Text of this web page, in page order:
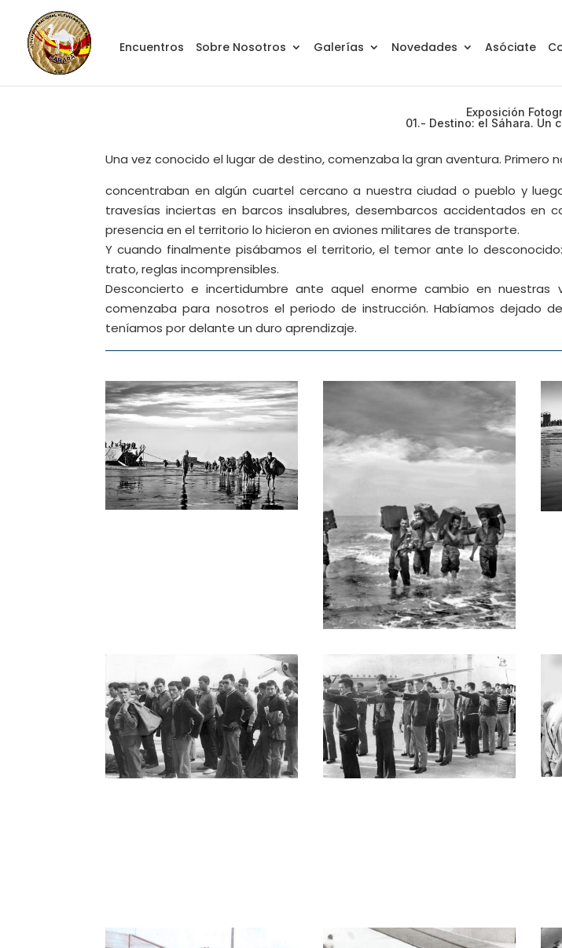
Encuentros Sobre Nosotros Galerías Novedades Asóciate
Exposición
01.- Destino: el Sáhara. Un
Una vez conocido el lugar de destino, comenzaba la gran aventura. Primero
concentraban en algún cuartel cercano a nuestra ciudad o pueblo y
travesías inciertas en barcos insalubres, desembarcos accidentados
presencia en el territorio lo hicieron en aviones militares de transporte.
Y cuando finalmente pisábamos el territorio, el temor ante lo
trato, reglas incomprensibles.
Desconcierto e incertidumbre ante aquel enorme cambio en
comenzaba para nosotros el periodo de instrucción. Habíamos dejado
teníamos por delante un duro aprendizaje.